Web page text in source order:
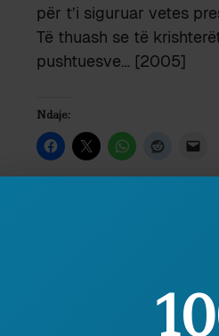
për t’i siguruar vetes
Të thuash se të
pushtuesve… [2005]
Ndaje: